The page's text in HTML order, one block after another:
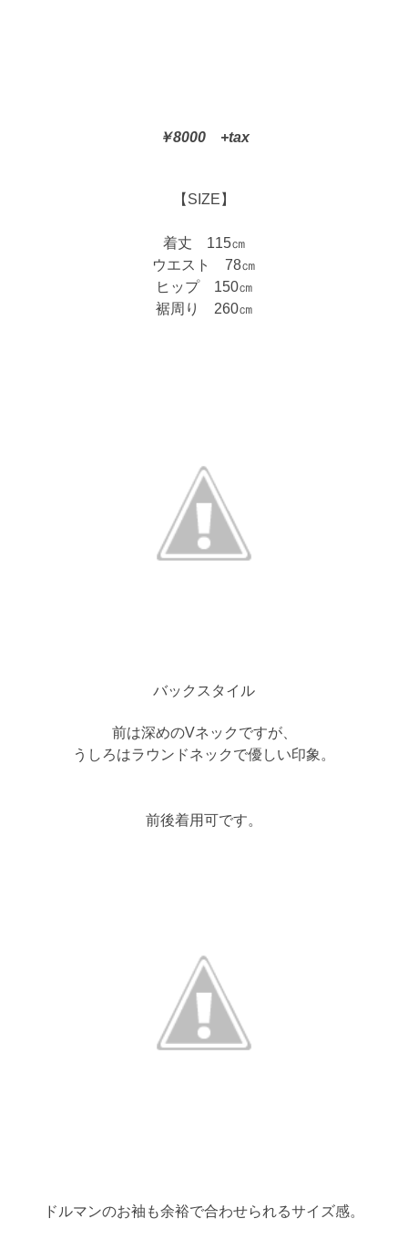
￥8000 +tax
【SIZE】
着丈 115㎝
ウエスト 78㎝
ヒップ 150㎝
裾周り 260㎝
バックスタイル
前は深めのVネックですが、
うしろはラウンドネックで優しい印象。
前後着用可です。
ドルマンのお袖も余裕で合わせられるサイズ感。